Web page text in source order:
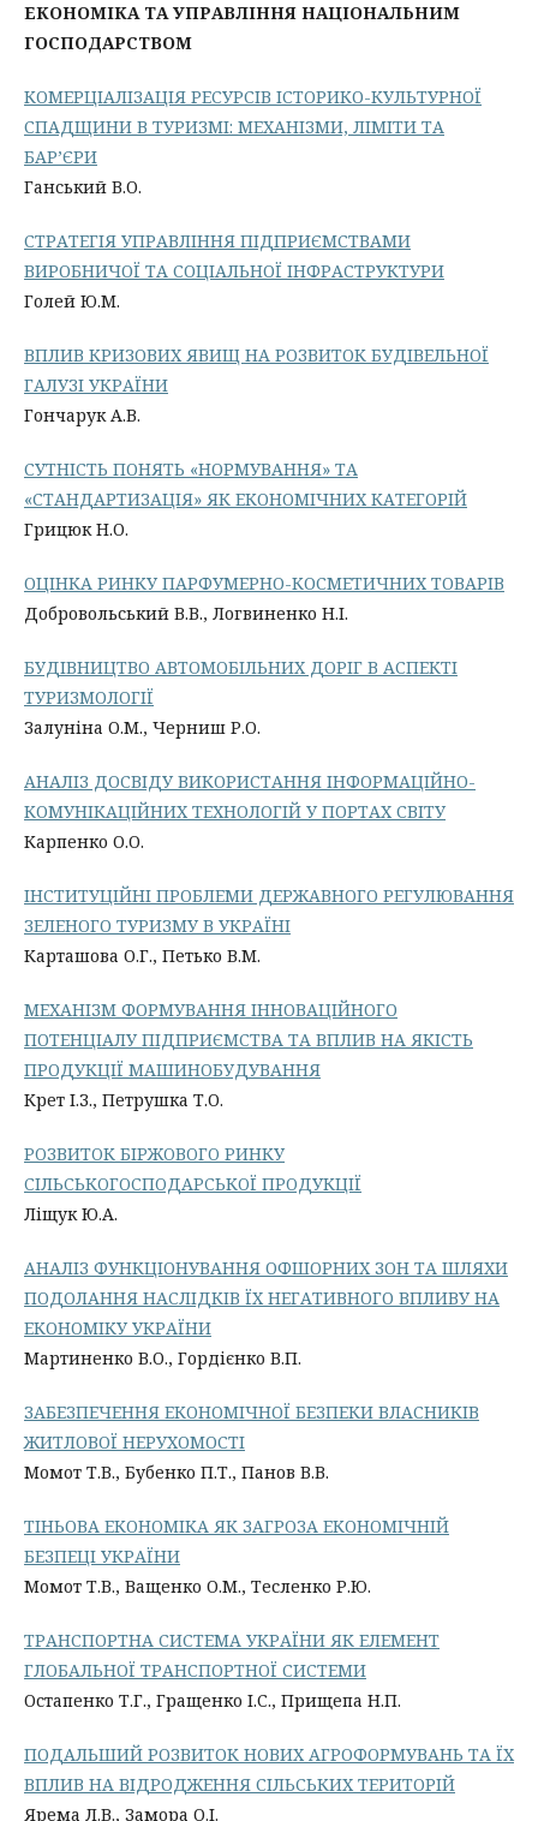
ЕКОНОМІКА ТА УПРАВЛІННЯ НАЦІОНАЛЬНИМ
ГОСПОДАРСТВОМ
КОМЕРЦІАЛІЗАЦІЯ РЕСУРСІВ ІСТОРИКО-КУЛЬТУРНОЇ
СПАДЩИНИ В ТУРИЗМІ: МЕХАНІЗМИ, ЛІМІТИ ТА
БАР’ЄРИ
Ганський В.О.
СТРАТЕГІЯ УПРАВЛІННЯ ПІДПРИЄМСТВАМИ
ВИРОБНИЧОЇ ТА СОЦІАЛЬНОЇ ІНФРАСТРУКТУРИ
Голей Ю.М.
ВПЛИВ КРИЗОВИХ ЯВИЩ НА РОЗВИТОК БУДІВЕЛЬНОЇ
ГАЛУЗІ УКРАЇНИ
Гончарук А.В.
СУТНІСТЬ ПОНЯТЬ «НОРМУВАННЯ» ТА
«СТАНДАРТИЗАЦІЯ» ЯК ЕКОНОМІЧНИХ КАТЕГОРІЙ
Грицюк Н.О.
ОЦІНКА РИНКУ ПАРФУМЕРНО-КОСМЕТИЧНИХ ТОВАРІВ
Добровольський В.В., Логвиненко Н.І.
БУДІВНИЦТВО АВТОМОБІЛЬНИХ ДОРІГ В АСПЕКТІ
ТУРИЗМОЛОГІЇ
Залуніна О.М., Черниш Р.О.
АНАЛІЗ ДОСВІДУ ВИКОРИСТАННЯ ІНФОРМАЦІЙНО-
КОМУНІКАЦІЙНИХ ТЕХНОЛОГІЙ У ПОРТАХ СВІТУ
Карпенко О.О.
ІНСТИТУЦІЙНІ ПРОБЛЕМИ ДЕРЖАВНОГО РЕГУЛЮВАННЯ
ЗЕЛЕНОГО ТУРИЗМУ В УКРАЇНІ
Карташова О.Г., Петько В.М.
МЕХАНІЗМ ФОРМУВАННЯ ІННОВАЦІЙНОГО
ПОТЕНЦІАЛУ ПІДПРИЄМСТВА ТА ВПЛИВ НА ЯКІСТЬ
ПРОДУКЦІЇ МАШИНОБУДУВАННЯ
Крет І.З., Петрушка Т.О.
POЗВИТOК БIPЖOВOГO PИНКУ
CIЛЬCЬКOГOCПOДAPCЬКOЇ ПPOДУКЦIЇ
Ліщук Ю.А.
АНАЛІЗ ФУНКЦІОНУВАННЯ ОФШОРНИХ ЗОН ТА ШЛЯХИ
ПОДОЛАННЯ НАСЛІДКІВ ЇХ НЕГАТИВНОГО ВПЛИВУ НА
ЕКОНОМІКУ УКРАЇНИ
Мартиненко В.О., Гордієнко В.П.
ЗАБЕЗПЕЧЕННЯ ЕКОНОМІЧНОЇ БЕЗПЕКИ ВЛАСНИКІВ
ЖИТЛОВОЇ НЕРУХОМОСТІ
Момот Т.В., Бубенко П.Т., Панов В.В.
ТІНЬОВА ЕКОНОМІКА ЯК ЗАГРОЗА ЕКОНОМІЧНІЙ
БЕЗПЕЦІ УКРАЇНИ
Момот Т.В., Ващенко О.М., Тесленко Р.Ю.
ТРАНСПОРТНА СИСТЕМА УКРАЇНИ ЯК ЕЛЕМЕНТ
ГЛОБАЛЬНОЇ ТРАНСПОРТНОЇ СИСТЕМИ
Остапенко Т.Г., Гращенко І.С., Прищепа Н.П.
ПОДАЛЬШИЙ РОЗВИТОК НОВИХ АГРОФОРМУВАНЬ ТА ЇХ
ВПЛИВ НА ВІДРОДЖЕННЯ СІЛЬСЬКИХ ТЕРИТОРІЙ
Ярема Л.В., Замора О.І.